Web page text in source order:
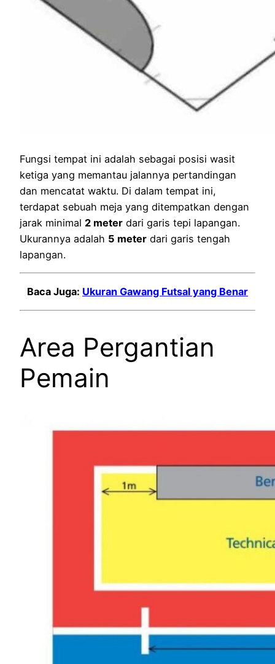
Fungsi tempat ini adalah sebagai posisi wasit
ketiga yang memantau jalannya pertandingan
dan mencatat waktu. Di dalam tempat ini,
terdapat sebuah meja yang ditempatkan dengan
jarak minimal 2 meter dari garis tepi lapangan.
Ukurannya adalah 5 meter dari garis tengah
lapangan.
Baca Juga: Ukuran Gawang Futsal yang Benar
Area Pergantian
Pemain